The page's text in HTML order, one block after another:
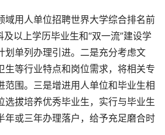
域用人单位招聘世界大学综合排名前
以上学历毕业生和“双一流”建设学
划单列办理引进。二是充分考虑文
生等行业特点和岗位需求，将相关专
范围。三是增进用人单位和毕业生相
选拔培养优秀毕业生，实行与毕业生
年或三年办理落户，给予充足磨合时